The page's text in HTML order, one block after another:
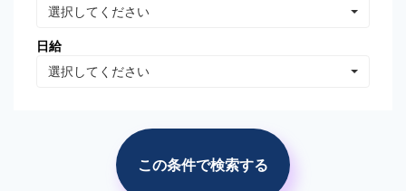
市場調査・分析 競合調査・分析
選択してください
日給
選択してください
この条件で検索する